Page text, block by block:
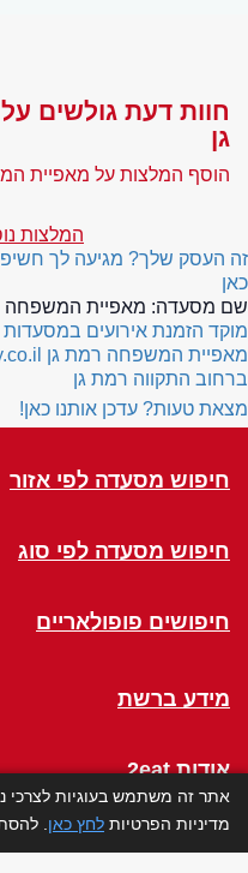
חוות דעת גולשים
גן
הוסף המלצות על מאפיית
המלצות
זה העסק שלך? מגיעה לך
כאן
שם מסעדה: מאפיית המשפחה
מוקד הזמנת אירועים במסעדות
מאפיית המשפחה רמת גן
ברחוב התקווה רמת גן
מצאת טעות? עדכן אותנו כאן!
חיפוש מסעדה לפי אזור
חיפוש מסעדה לפי סוג
חיפושים פופולאריים
מידע ברשת
אודות 2eat
אתר זה משתמש בעוגיות לצרכי
מדיניות הפרטיות לחץ כאן .